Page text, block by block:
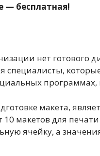
— бесплатная!
нет готового
макета,
макетов для
ячейку, а